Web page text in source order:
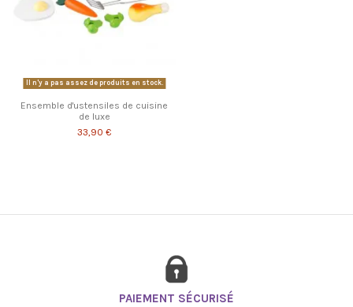
Il n'y a pas assez de produits en stock.
Ensemble d'ustensiles de cuisine
de luxe
33,90 €
PAIEMENT SÉCURISÉ